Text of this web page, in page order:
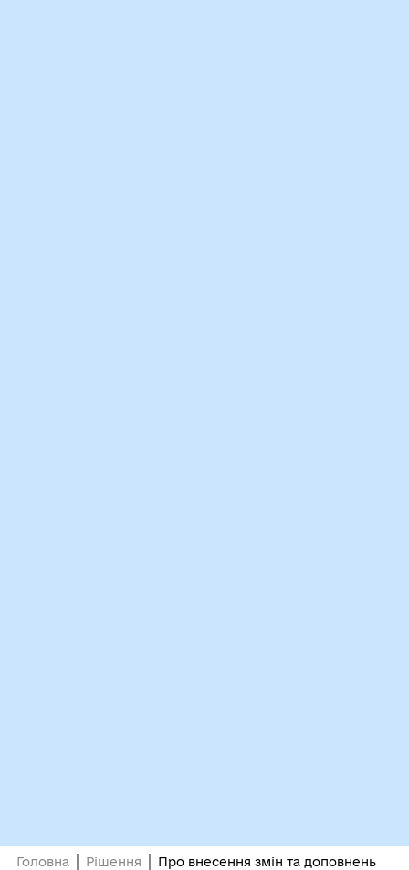
Головна Рішення
Про внесення змін та доповнень